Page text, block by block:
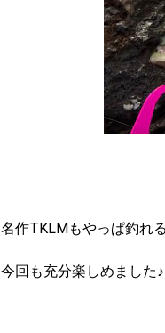
名作TKLMもやっぱ釣れ
今回も充分楽しめました